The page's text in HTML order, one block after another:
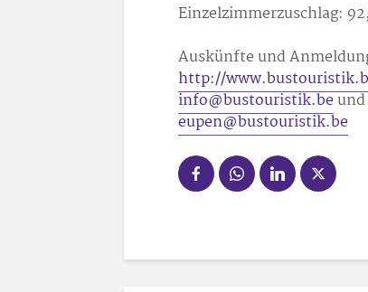
Einzelzimmerzuschlag:
Auskünfte und
http://
info@bustouristik.be
eupen@bustouristik.be